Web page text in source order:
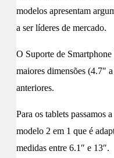
modelos apresentam
a ser líderes de mercado.
O Suporte de
maiores dimensões (4.7″
anteriores.
Para os tablets passamos
modelo 2 em 1 que é
medidas entre 6.1″ e 13″.